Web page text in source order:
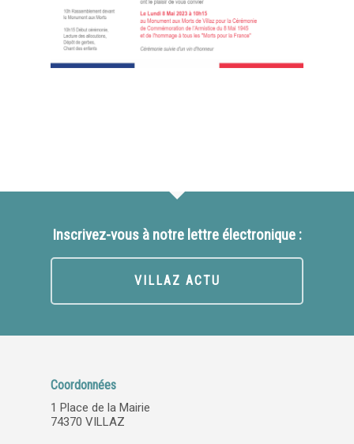
Inscrivez-vous à notre lettre électronique :
VILLAZ ACTU
Coordonnées
1 Place de la Mairie
74370 VILLAZ